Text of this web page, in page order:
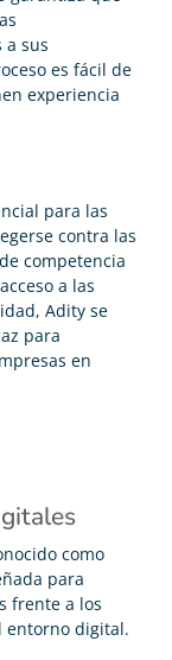
a sus
es fácil de
experiencia
para las
contra las
competencia
a las
Adity se
para
en
como
para
frente a los
entorno digital.